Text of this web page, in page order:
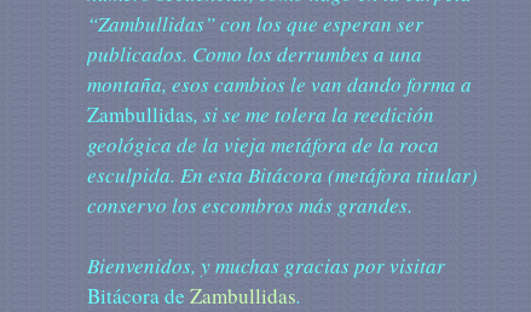
“Zambullidas” con los que esperan ser
publicados. Como los derrumbes a una
montaña, esos cambios le van dando forma a
Zambullidas, si se me tolera la reedición
geológica de la vieja metáfora de la roca
esculpida. En esta Bitácora (metáfora titular)
conservo los escombros más grandes.
Bienvenidos, y muchas gracias por visitar
Bitácora de Zambullidas.